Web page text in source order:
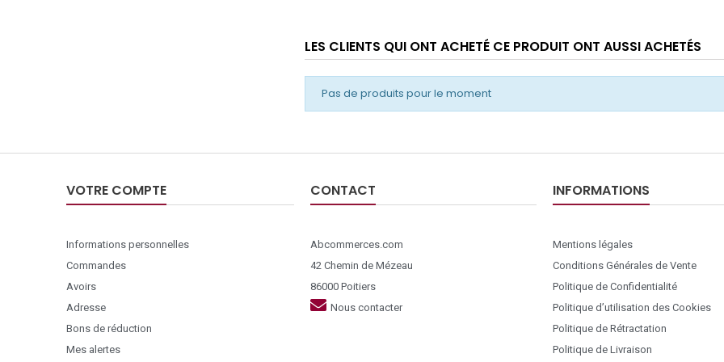
LES CLIENTS QUI ONT ACHETÉ CE PRODUIT ONT AUSSI ACHETÉS
Pas de produits pour le moment
VOTRE COMPTE
Informations personnelles
Commandes
Avoirs
Adresse
Bons de réduction
Mes alertes
CONTACT
Abcommerces.com
42 Chemin de Mézeau
86000 Poitiers
Nous contacter
INFORMATIONS
Mentions légales
Conditions Générales de Vente
Politique de Confidentialité
Politique d’utilisation des Cookies
Politique de Rétractation
Politique de Livraison